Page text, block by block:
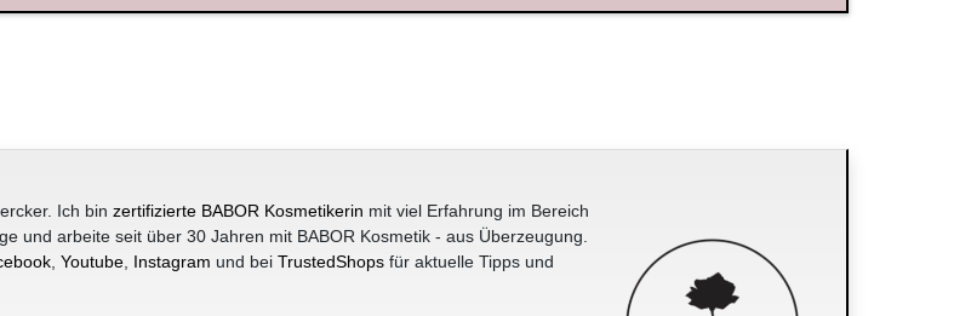
Ich bin zertifizierte BABOR Kosmetikerin mit viel Erfahrung im Bereich
und arbeite seit über 30 Jahren mit BABOR Kosmetik - aus Überzeugung.
, Youtube, Instagram und bei TrustedShopsfür aktuelle Tipps und